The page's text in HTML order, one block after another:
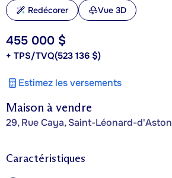
Maison à vendre
29, Rue Caya, Saint-Léonard-d'Aston
455 000 $
+ TPS/TVQ(523 136 $)
Estimez les versements
Redécorer Vue 3D
Caractéristiques